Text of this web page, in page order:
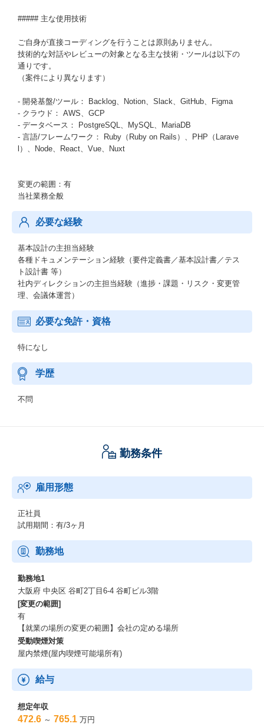
##### 主な使用技術
ご自身が直接コーディングを行うことは原則ありません。
技術的な対話やレビューの対象となる主な技術・ツールは以下の
通りです。
（案件により異なります）
- 開発基盤/ツール： Backlog、Notion、Slack、GitHub、Figma
- クラウド： AWS、GCP
- データベース： PostgreSQL、MySQL、MariaDB
- 言語/フレームワーク： Ruby（Ruby on Rails）、PHP（Larave
l）、Node、React、Vue、Nuxt
変更の範囲：有
当社業務全般
必要な経験
基本設計の主担当経験
各種ドキュメンテーション経験（要件定義書／基本設計書／テス
ト設計書 等）
社内ディレクションの主担当経験（進捗・課題・リスク・変更管
理、会議体運営）
必要な免許・資格
特になし
学歴
不問
勤務条件
雇用形態
正社員
試用期間：有/3ヶ月
勤務地
勤務地1
大阪府 中央区 谷町2丁目6-4 谷町ビル3階
[変更の範囲]
有
【就業の場所の変更の範囲】会社の定める場所
受動喫煙対策
屋内禁煙(屋内喫煙可能場所有)
給与
想定年収
472.6 ～ 765.1 万円